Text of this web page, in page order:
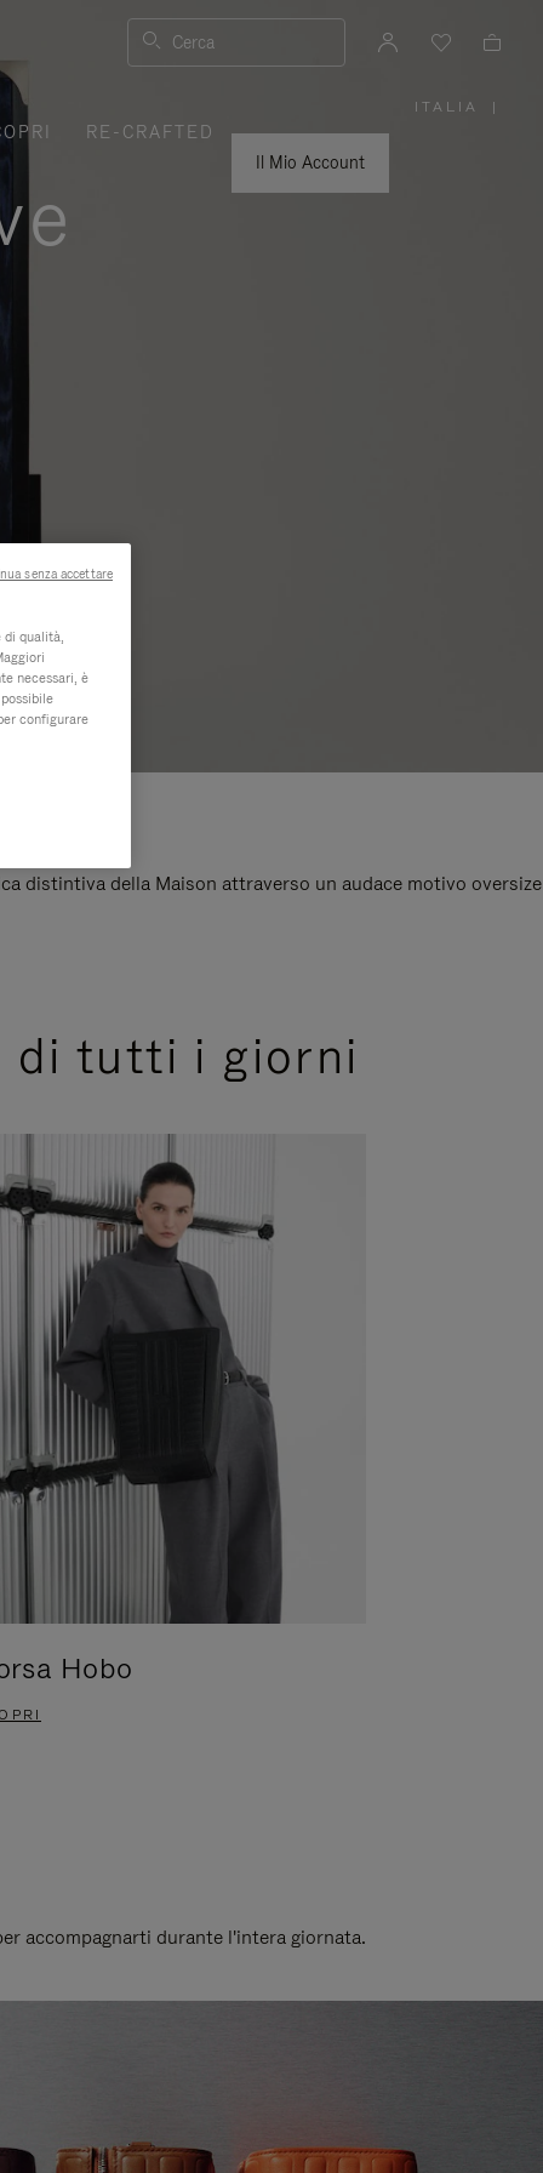
Cerca
RE-CRAFTED
Il Mio Account
ITALIA |
distintiva della Maison attraverso un audace motivo oversize
di tutti i giorni
Hobo
accompagnarti durante l'intera giornata.
di qualità,
necessari, è
configurare
senza accettare